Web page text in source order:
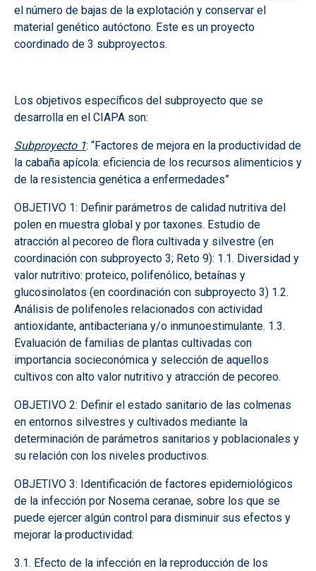
el número de bajas de la explotación y conservar el
material genético autóctono. Este es un proyecto
coordinado de 3 subproyectos.
Los objetivos específicos del subproyecto que se
desarrolla en el CIAPA son:
Subproyecto 1: “Factores de mejora en la productividad de
la cabaña apícola: eficiencia de los recursos alimenticios y
de la resistencia genética a enfermedades”
OBJETIVO 1: Definir parámetros de calidad nutritiva del
polen en muestra global y por taxones. Estudio de
atracción al pecoreo de flora cultivada y silvestre (en
coordinación con subproyecto 3; Reto 9): 1.1. Diversidad y
valor nutritivo: proteico, polifenólico, betaínas y
glucosinolatos (en coordinación con subproyecto 3) 1.2.
Análisis de polifenoles relacionados con actividad
antioxidante, antibacteriana y/o inmunoestimulante. 1.3.
Evaluación de familias de plantas cultivadas con
importancia socieconómica y selección de aquellos
cultivos con alto valor nutritivo y atracción de pecoreo.
OBJETIVO 2: Definir el estado sanitario de las colmenas
en entornos silvestres y cultivados mediante la
determinación de parámetros sanitarios y poblacionales y
su relación con los niveles productivos.
OBJETIVO 3: Identificación de factores epidemiológicos
de la infección por Nosema ceranae, sobre los que se
puede ejercer algún control para disminuir sus efectos y
mejorar la productividad:
3.1. Efecto de la infección en la reproducción de los